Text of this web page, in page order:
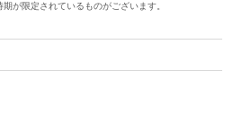
が限定されているものがございます。